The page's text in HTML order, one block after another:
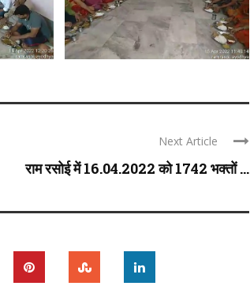
Next Article
राम रसोई में 16.04.2022 को 1742 भक्तों ...